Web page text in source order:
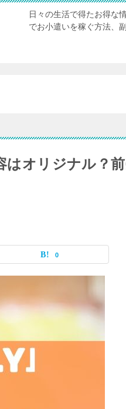
日々の生活で得たお得な
でお小遣いを稼ぐ方法、
はオリジナル？前
0